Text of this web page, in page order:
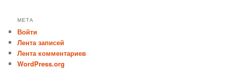
МЕТА
Войти
Лента записей
Лента комментариев
WordPress.org